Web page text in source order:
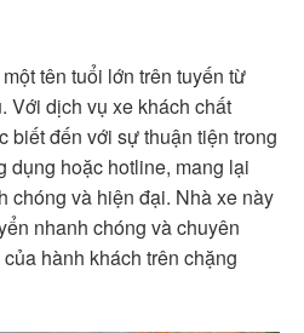
tên tuổi lớn trên tuyến từ
Với dịch vụ xe khách chất
biết đến với sự thuận tiện trong
dụng hoặc hotline, mang lại
chóng và hiện đại. Nhà xe này
nhanh chóng và chuyên
hành khách trên chặng